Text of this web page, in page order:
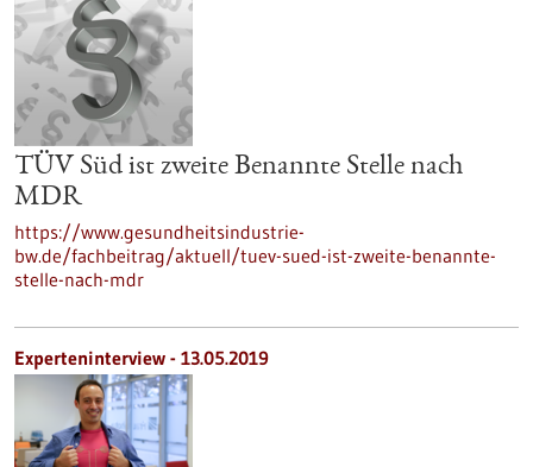
TÜV Süd ist zweite Benannte Stelle nach
MDR
https://www.gesundheitsindustrie-
bw.de/fachbeitrag/aktuell/tuev-sued-ist-zweite-benannte-
stelle-nach-mdr
Experteninterview - 13.05.2019